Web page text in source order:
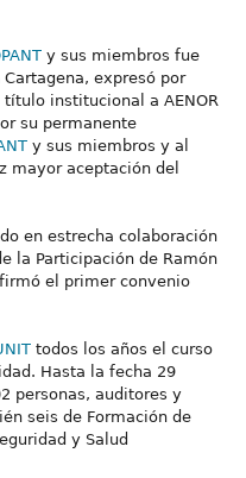
y sus miembros fue
expresó por
institucional a AENOR
su permanente
y sus miembros y al
mayor aceptación del
en estrecha colaboración
la Participación de Ramón
el primer convenio
todos los años el curso
Hasta la fecha 29
personas, auditores y
seis de Formación de
y Salud